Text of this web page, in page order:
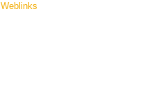
Weblinks